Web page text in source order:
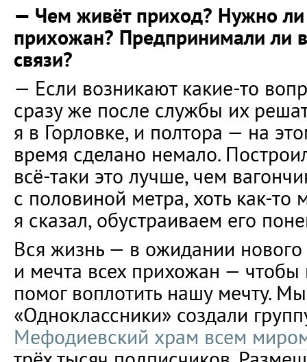
— Чем живёт приход? Нужно ли
прихожан? Предпринимали ли
связи?
— Если возникают какие-то
сразу же после службы их
я в Горловке, и полтора — на
время сделано немало.
всё-таки это лучше, чем
с половиной метра, хоть как-
я сказал, обустраиваем его
Вся жизнь — в ожидании
и мечта всех прихожан — чтобы
помог воплотить нашу мечту.
«Одноклассники» создали
Мефодиевский храм всем